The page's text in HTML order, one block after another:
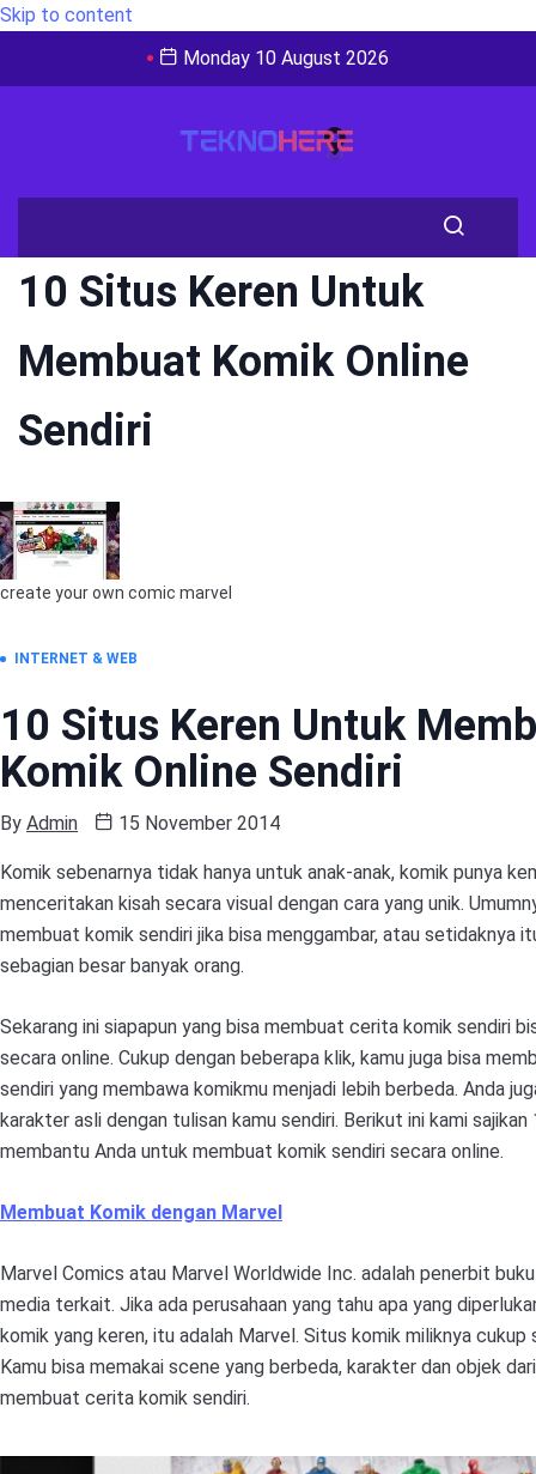
Skip to content
Monday 10 August 2026
10 Situs Keren Untuk
Membuat Komik Online
Sendiri
create your own comic marvel
INTERNET & WEB
10 Situs Keren Untuk
Komik Online Sendiri
By Admin 15 November 2014
Komik sebenarnya tidak hanya untuk anak-anak, komik punya
menceritakan kisah secara visual dengan cara yang unik.
membuat komik sendiri jika bisa menggambar, atau setidaknya
sebagian besar banyak orang.
Sekarang ini siapapun yang bisa membuat cerita komik sendiri
secara online. Cukup dengan beberapa klik, kamu juga bisa
sendiri yang membawa komikmu menjadi lebih berbeda. Anda
karakter asli dengan tulisan kamu sendiri. Berikut ini kami
membantu Anda untuk membuat komik sendiri secara online.
Membuat Komik dengan Marvel
Marvel Comics atau Marvel Worldwide Inc. adalah penerbit
media terkait. Jika ada perusahaan yang tahu apa yang
komik yang keren, itu adalah Marvel. Situs komik miliknya cukup
Kamu bisa memakai scene yang berbeda, karakter dan objek
membuat cerita komik sendiri.